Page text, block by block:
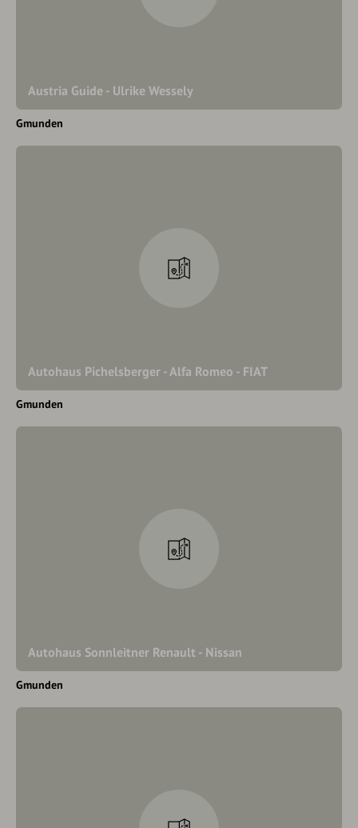
Austria Guide - Ulrike Wessely
Gmunden
Autohaus Pichelsberger - Alfa Romeo - FIAT
Gmunden
Autohaus Sonnleitner Renault - Nissan
Gmunden